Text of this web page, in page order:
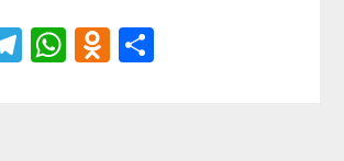
Telegram
WhatsApp
Odnoklassniki
Отправить